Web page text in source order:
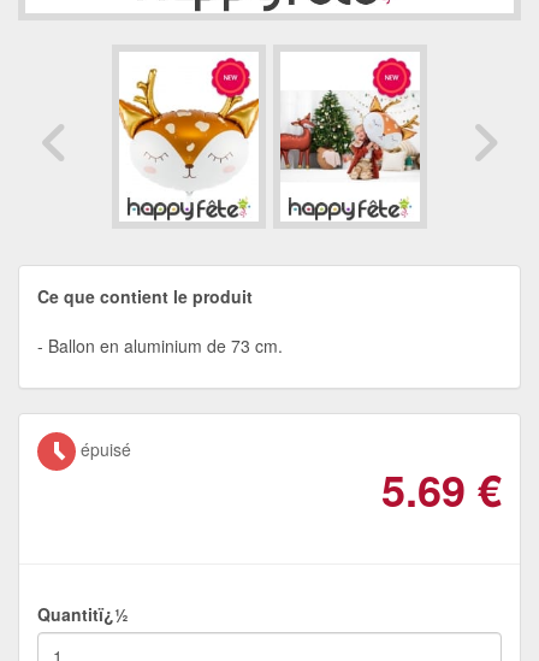
Ce que contient le produit
Ballon en aluminium de 73 cm.
épuisé
5.69 €
Quantitï¿½